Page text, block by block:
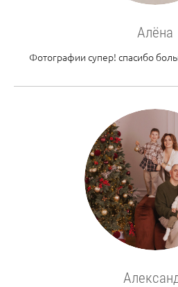
Алёна
Фотографии супер! спасибо